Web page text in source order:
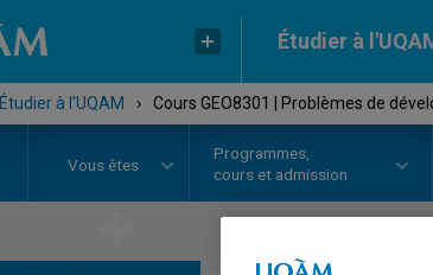
Étudier à
Étudier à l'UQAM › Cours GEO8301 | Problèmes de
Vous êtes
Programmes,
cours et admission